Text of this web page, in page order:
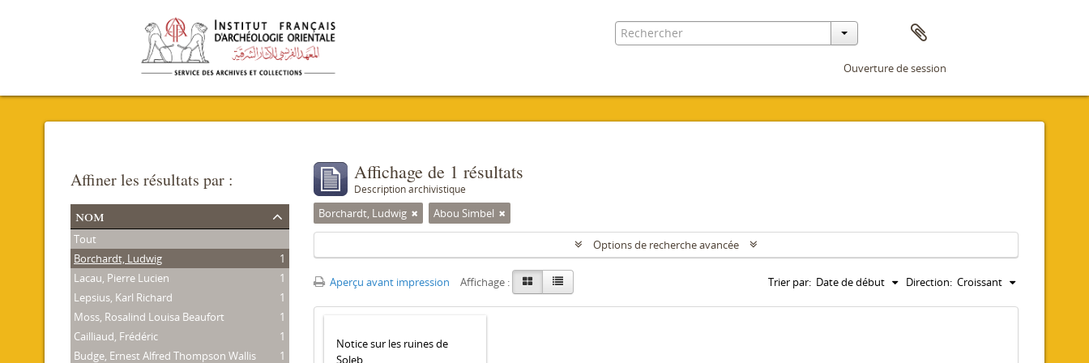
Ouverture de session
Affiner les résultats par :
nom
Tout
Borchardt, Ludwig
1
Lacau, Pierre Lucien
1
Lepsius, Karl Richard
1
Moss, Rosalind Louisa Beaufort
1
Cailliaud, Frédéric
1
Budge, Ernest Alfred Thompson Wallis
1
Affichage de 1 résultats
Description archivistique
Borchardt, Ludwig Abou Simbel
Options de recherche avancée
Aperçu avant impression Affichage : Trier par: Date de début Direction: Croissant
Notice sur les ruines de
Soleb